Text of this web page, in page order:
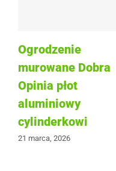
Ogrodzenie
murowane Dobra
Opinia płot
aluminiowy
cylinderkowi
21 marca, 2026